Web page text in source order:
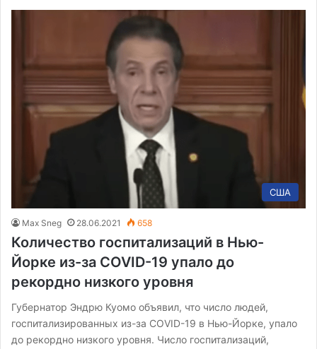
США
Max Sneg 28.06.2021 658
Количество госпитализаций в Нью-
Йорке из-за COVID-19 упало до
рекордно низкого уровня
Губернатор Эндрю Куомо объявил, что число людей,
госпитализированных из-за COVID-19 в Нью-Йорке, упало
до рекордно низкого уровня. Число госпитализаций,